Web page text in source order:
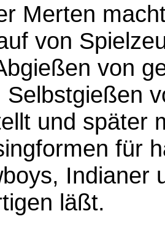
Merten
von
von
Selbstgießen
und später
für
Indianer
läßt.